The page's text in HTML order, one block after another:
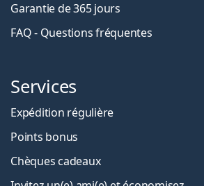
Garantie de 365 jours
FAQ - Questions fréquentes
Services
Expédition régulière
Points bonus
Chèques cadeaux